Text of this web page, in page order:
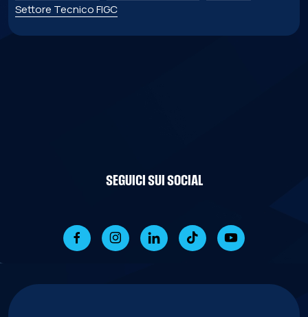
Settore Tecnico FIGC
SEGUICI SUI SOCIAL